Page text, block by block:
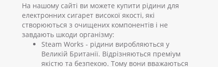
На нашому сайті ви можете купити рідини для
електронних сигарет високої якості, які
створюються з очищених компонентів і не
завдають шкоди організму:
Steam Works - рідини виробляються у
Великій Британії. Відрізняються преміум
якістю та безпекою. Тому вони вважаються